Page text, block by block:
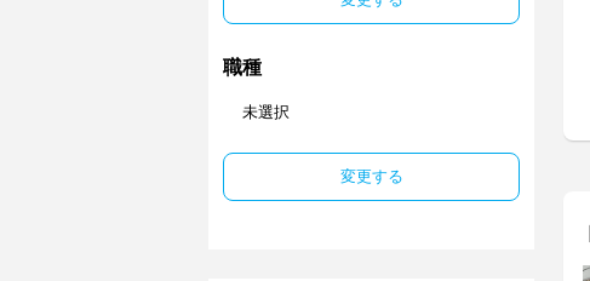
職種
未選択
変更する